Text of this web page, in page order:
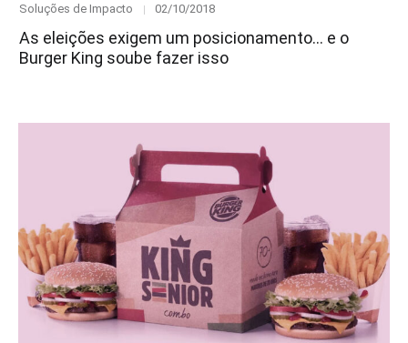
Category
Soluções de Impacto
Posted
02/10/2018
As eleições exigem um posicionamento… e o
Burger King soube fazer isso